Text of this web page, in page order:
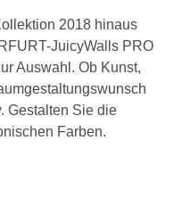
2018 hinaus
JuicyWalls PRO
Auswahl. Ob Kunst,
Gestalten Sie die
Farben.